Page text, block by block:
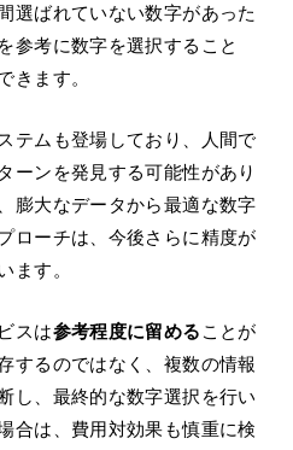
選ばれていない数字があった
参考に数字を選択すること
きます。
テムも登場しており、人間で
ーンを発見する可能性があり
膨大なデータから最適な数字
ローチは、今後さらに精度が
ます。
スは参考程度に留める ことが
するのではなく、複数の情報
し、最終的な数字選択を行い
合は、費用対効果も慎重に検